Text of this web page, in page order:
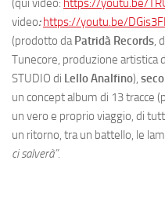
(qui video: https://youtu.be/
video:https://youtu.be/
(prodotto daPatridà Records,
Tunecore, produzione artistica
STUDIO di Lello Analfino),
un concept album di 13 tracce
un vero e proprio viaggio, di
un ritorno, tra un battello, le
ci salverà”.